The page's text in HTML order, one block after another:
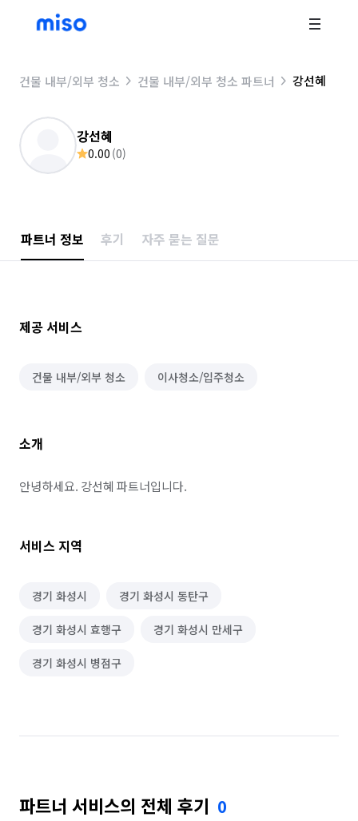
건물 내부/외부 청소 건물 내부/외부 청소 파트너 강선혜
강선혜
0.00 (0)
파트너 정보 후기 자주 묻는 질문
제공 서비스
건물 내부/외부 청소 이사청소/입주청소
소개
안녕하세요. 강선혜 파트너입니다.
서비스 지역
경기 화성시 경기 화성시 동탄구
경기 화성시 효행구 경기 화성시 만세구
경기 화성시 병점구
파트너 서비스의 전체 후기 0